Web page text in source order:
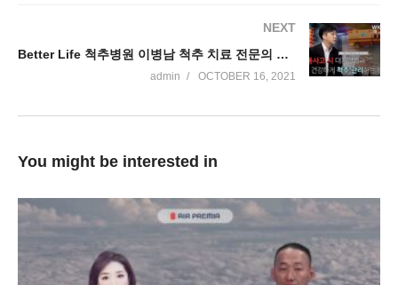
NEXT
Better Life 척추병원 이병남 척추 치료 전문의 대담 | 교통사고 시 대처방법
admin OCTOBER 16, 2021
You might be interested in